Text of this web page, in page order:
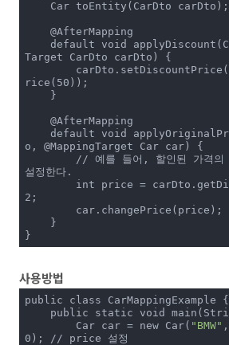
Target CarDto carDto) {
rice(50));
o, @MappingTarget Car car) {
설정한다.
2;
}
사용방법
public class CarMappingExample {
        Car car = new Car(
"BMW"
0); // price 설정